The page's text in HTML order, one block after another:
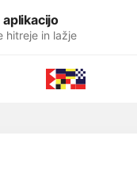
hitreje in lažje